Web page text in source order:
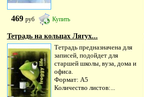
469 руб Купить
Тетрадь на кольцах Лягух...
Тетрадь предназначена для
записей, подойдет для
старшей школы, вуза, дома и
офиса.
Формат: А5
Количество листов:...